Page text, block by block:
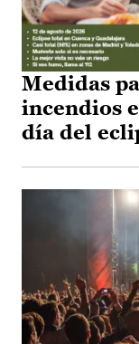
Medidas
incendios
día del